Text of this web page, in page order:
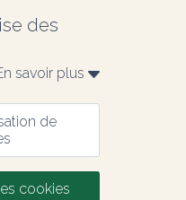
des
savoir plus
de
cookies